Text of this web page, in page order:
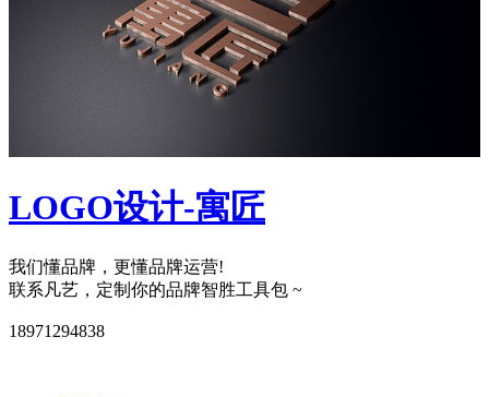
LOGO设计-寓匠
我们懂品牌，更懂品牌运营!
联系凡艺，定制你的品牌智胜工具包 ~
18971294838